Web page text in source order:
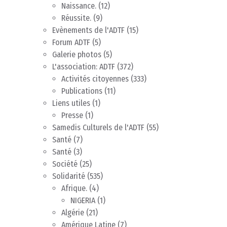
Naissance. (12)
Réussite. (9)
Evènements de l'ADTF (15)
Forum ADTF (5)
Galerie photos (5)
L'association: ADTF (372)
Activités citoyennes (333)
Publications (11)
Liens utiles (1)
Presse (1)
Samedis Culturels de l'ADTF (55)
Santé (7)
Santé (3)
Société (25)
Solidarité (535)
Afrique. (4)
NIGERIA(1)
Algérie (21)
Amérique Latine (7)